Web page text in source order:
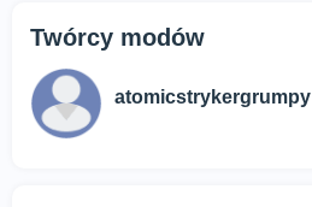
Twórcy modów
atomicstrykergrumpy